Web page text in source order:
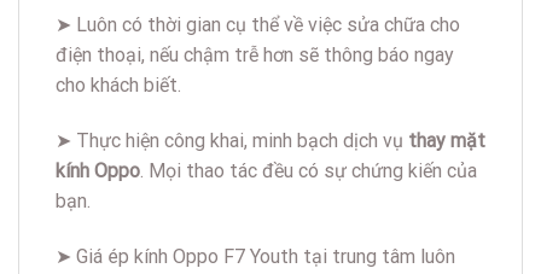
➤ Luôn có thời gian cụ thể về việc sửa chữa cho
điện thoại, nếu chậm trễ hơn sẽ thông báo ngay
cho khách biết.
➤ Thực hiện công khai, minh bạch dịch vụ thay mặt
kính Oppo. Mọi thao tác đều có sự chứng kiến của
bạn.
➤ Giá ép kính Oppo F7 Youth tại trung tâm luôn